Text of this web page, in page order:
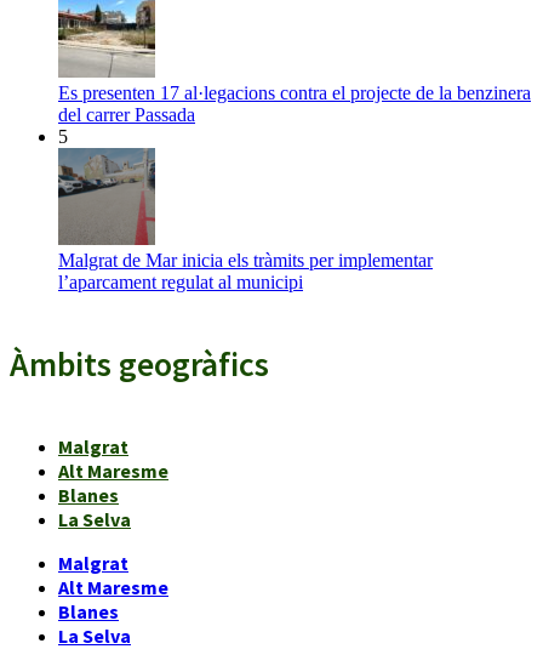
Es presenten 17 al·legacions contra el projecte de la benzinera
del carrer Passada
5
Malgrat de Mar inicia els tràmits per implementar
l’aparcament regulat al municipi
Àmbits geogràfics
Malgrat
Alt Maresme
Blanes
La Selva
Malgrat
Alt Maresme
Blanes
La Selva